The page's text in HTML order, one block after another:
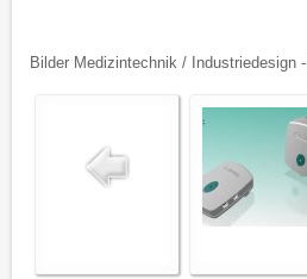
Bilder Medizintechnik / Industriedesign